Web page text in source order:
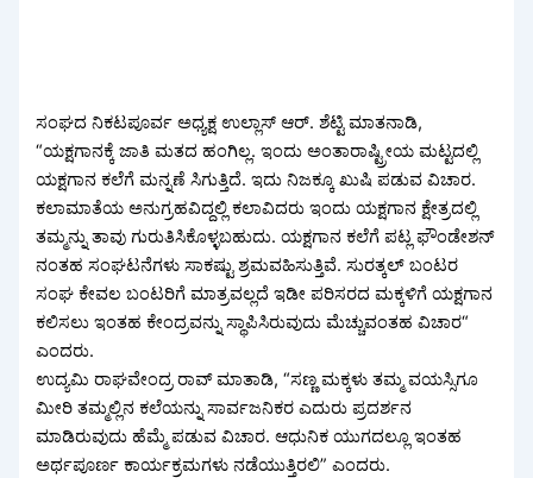
ಸಂಘದ ನಿಕಟಪೂರ್ವ ಅಧ್ಯಕ್ಷ ಉಲ್ಲಾಸ್ ಆರ್. ಶೆಟ್ಟಿ ಮಾತನಾಡಿ,
“ಯಕ್ಷಗಾನಕ್ಕೆ ಜಾತಿ ಮತದ ಹಂಗಿಲ್ಲ. ಇಂದು ಅಂತಾರಾಷ್ಟ್ರೀಯ ಮಟ್ಟದಲ್ಲಿ
ಯಕ್ಷಗಾನ ಕಲೆಗೆ ಮನ್ನಣೆ ಸಿಗುತ್ತಿದೆ. ಇದು ನಿಜಕ್ಕೂ ಖುಷಿ ಪಡುವ ವಿಚಾರ.
ಕಲಾಮಾತೆಯ ಅನುಗ್ರಹವಿದ್ದಲ್ಲಿ ಕಲಾವಿದರು ಇಂದು ಯಕ್ಷಗಾನ ಕ್ಷೇತ್ರದಲ್ಲಿ
ತಮ್ಮನ್ನು ತಾವು ಗುರುತಿಸಿಕೊಳ್ಳಬಹುದು. ಯಕ್ಷಗಾನ ಕಲೆಗೆ ಪಟ್ಲ ಫೌಂಡೇಶನ್
ನಂತಹ ಸಂಘಟನೆಗಳು ಸಾಕಷ್ಟು ಶ್ರಮವಹಿಸುತ್ತಿವೆ. ಸುರತ್ಕಲ್ ಬಂಟರ
ಸಂಘ ಕೇವಲ ಬಂಟರಿಗೆ ಮಾತ್ರವಲ್ಲದೆ ಇಡೀ ಪರಿಸರದ ಮಕ್ಕಳಿಗೆ ಯಕ್ಷಗಾನ
ಕಲಿಸಲು ಇಂತಹ ಕೇಂದ್ರವನ್ನು ಸ್ಥಾಪಿಸಿರುವುದು ಮೆಚ್ಚುವಂತಹ ವಿಚಾರ“
ಎಂದರು.
ಉದ್ಯಮಿ ರಾಘವೇಂದ್ರ ರಾವ್ ಮಾತಾಡಿ, “ಸಣ್ಣ ಮಕ್ಕಳು ತಮ್ಮ ವಯಸ್ಸಿಗೂ
ಮೀರಿ ತಮ್ಮಲ್ಲಿನ ಕಲೆಯನ್ನು ಸಾರ್ವಜನಿಕರ ಎದುರು ಪ್ರದರ್ಶನ
ಮಾಡಿರುವುದು ಹೆಮ್ಮೆ ಪಡುವ ವಿಚಾರ. ಆಧುನಿಕ ಯುಗದಲ್ಲೂ ಇಂತಹ
ಅರ್ಥಪೂರ್ಣ ಕಾರ್ಯಕ್ರಮಗಳು ನಡೆಯುತ್ತಿರಲಿ” ಎಂದರು.